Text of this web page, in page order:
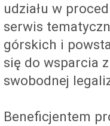
udziału w
serwis
górskich i
się do wsparcia
swobodnej
Beneficjentem